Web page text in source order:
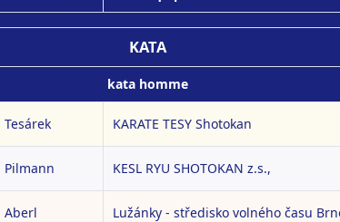
KATA
kata homme
Tesárek KARATE TESY Shotokan
Pilmann KESL RYU SHOTOKAN z.s.,
Aberl Lužánky - středisko volného času